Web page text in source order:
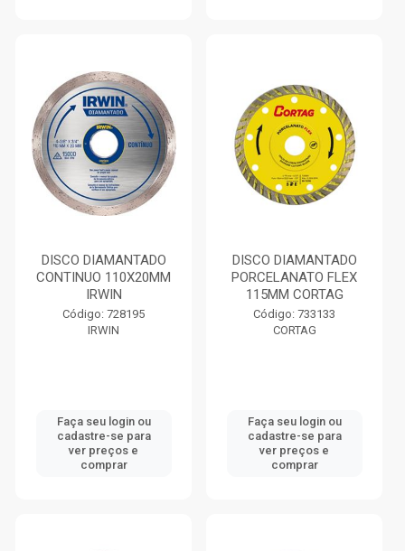
DISCO DIAMANTADO
CONTINUO 110X20MM
IRWIN
Código: 728195
IRWIN
Faça seu login ou
cadastre-se para
ver preços e
comprar
DISCO DIAMANTADO
PORCELANATO FLEX
115MM CORTAG
Código: 733133
CORTAG
Faça seu login ou
cadastre-se para
ver preços e
comprar